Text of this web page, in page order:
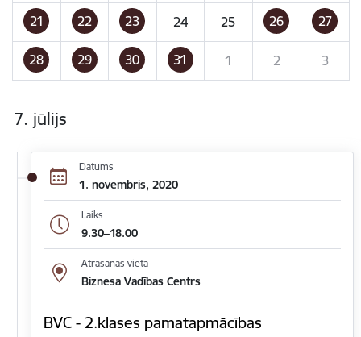
21 22 23 24 25 26 27
28 29 30 31 1 2 3
7. jūlijs
Datums
1. novembris, 2020
Laiks
9.30–18.00
Atrašanās vieta
Biznesa Vadības Centrs
BVC - 2.klases pamatapmācības